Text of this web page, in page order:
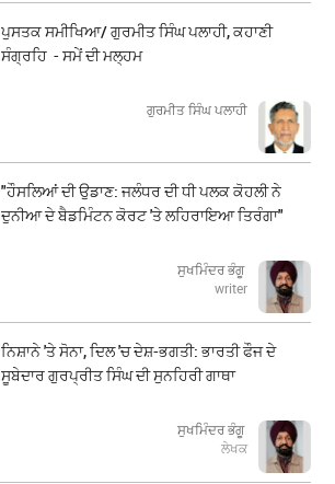
ਪੁਸਤਕ ਸਮੀਖਿਆ/ ਗੁਰਮੀਤ ਸਿੰਘ ਪਲਾਹੀ, ਕਹਾਣੀ
ਸੰਗ੍ਰਹਿ - ਸਮੇਂ ਦੀ ਮਲ੍ਹਮ
ਗੁਰਮੀਤ ਸਿੰਘ ਪਲਾਹੀ
"ਹੌਸਲਿਆਂ ਦੀ ਉਡਾਣ: ਜਲੰਧਰ ਦੀ ਧੀ ਪਲਕ ਕੋਹਲੀ ਨੇ
ਦੁਨੀਆ ਦੇ ਬੈਡਮਿੰਟਨ ਕੋਰਟ 'ਤੇ ਲਹਿਰਾਇਆ ਤਿਰੰਗਾ"
ਸੁਖਮਿੰਦਰ ਭੰਗੂ
writer
ਨਿਸ਼ਾਨੇ 'ਤੇ ਸੋਨਾ, ਦਿਲ 'ਚ ਦੇਸ਼-ਭਗਤੀ: ਭਾਰਤੀ ਫੌਜ ਦੇ
ਸੂਬੇਦਾਰ ਗੁਰਪ੍ਰੀਤ ਸਿੰਘ ਦੀ ਸੁਨਹਿਰੀ ਗਾਥਾ
ਸੁਖਮਿੰਦਰ ਭੰਗੂ
ਲੇਖਕ